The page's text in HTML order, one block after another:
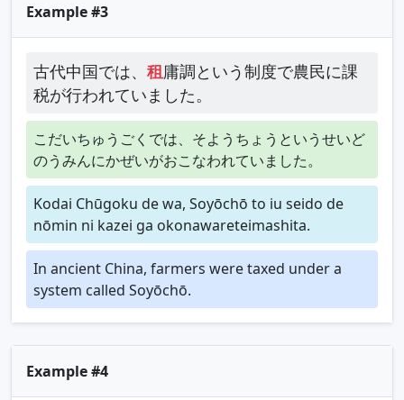
Example #3
古代中国では、 租庸調という制度で農民に課
税が行われていました。
こだいちゅうごくでは、そようちょうというせいど
のうみんにかぜいがおこなわれていました。
Kodai Chūgoku de wa, Soyōchō to iu seido de
nōmin ni kazei ga okonawareteimashita.
In ancient China, farmers were taxed under a
system called Soyōchō.
Example #4